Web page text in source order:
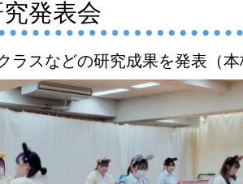
発表会
ラスなどの研究成果を発表 （